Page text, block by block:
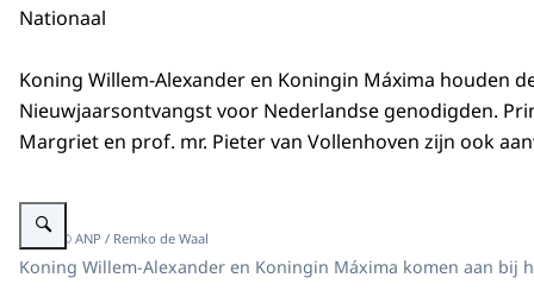
Nationaal
Koning Willem-Alexander en Koningin Máxima houden
Nieuwjaarsontvangst voor Nederlandse genodigden.
Margriet en prof. mr. Pieter van Vollenhoven zijn ook
Vergroot afbeelding Aankomst Koning Willem-Alexander en Koningin
Beeld: © ANP / Remko de Waal
Koning Willem-Alexander en Koningin Máxima komen aan bij